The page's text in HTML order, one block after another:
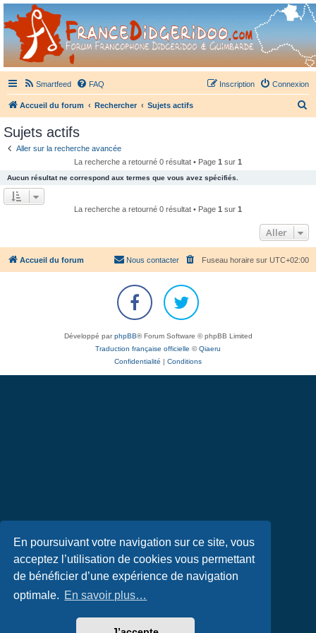
En poursuivant votre navigation sur ce site, vous
acceptez l’utilisation de cookies vous permettant
de bénéficier d’une expérience de navigation
optimale. En savoir plus…
France Didgeridoo
Didgeridoo et Guimbarde sur France Didgeridoo - retrouvez la communauté.
Smartfeed FAQ Connexion
Inscription
Accueil du forum Rechercher Sujets actifs
h
e
r
Sujets actifs
Aller sur la recherche avancée
La recherche a retourné 0 résultat • Page 1 sur 1
Aucun résultat ne correspond aux termes que vous avez spécifiés.
La recherche a retourné 0 résultat • Page 1 sur 1
Aller
Accueil du forum Fuseau horaire sur UTC+02:00
Nous contacter
Développé parphpBB® Forum Software © phpBB Limited
Traduction française officielle ©Qiaeru
Confidentialité | Conditions